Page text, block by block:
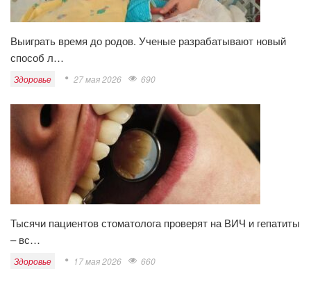
Выиграть время до родов. Ученые разрабатывают новый
способ л…
Здоровье 27 мая 2026 690
Тысячи пациентов стоматолога проверят на ВИЧ и гепатиты
– вс…
Здоровье 17 мая 2026 660